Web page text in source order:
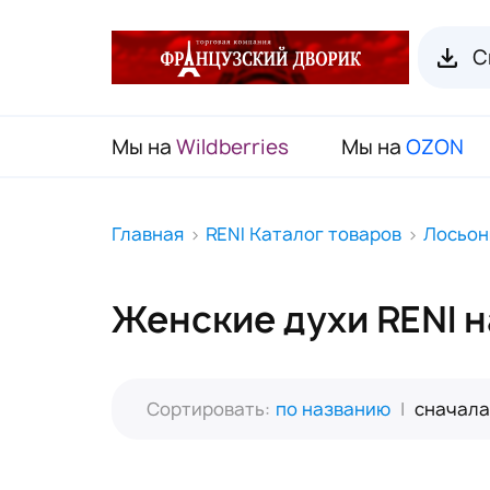
Мы на Wildberries Мы на OZON
RENI Каталог товаров
Органайзеры для пробников
(Подарочный чемодан)
Главная RENI Каталог товаров
Женские духи RENI
Сортировать: по названию |